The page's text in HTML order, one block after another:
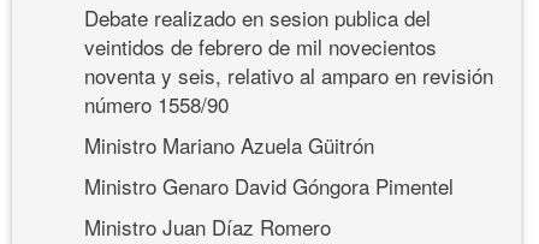
Debate realizado en sesion publica del
veintidos de febrero de mil novecientos
noventa y seis, relativo al amparo en revisión
número 1558/90
Ministro Mariano Azuela Güitrón
Ministro Genaro David Góngora Pimentel
Ministro Juan Díaz Romero